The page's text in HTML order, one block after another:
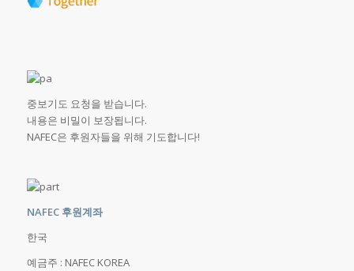
중보기도 요청을 받습니다.
내용은 비밀이 보장됩니다.
NAFEC은 후원자들을 위해 기도합니다!
NAFEC 후원계좌
한국
예금주 : NAFEC KOREA